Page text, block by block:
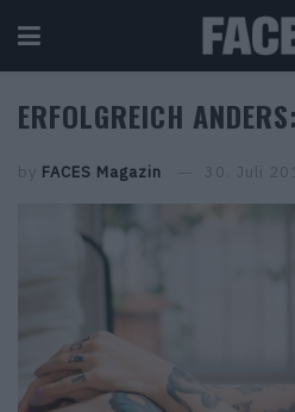
ERFOLGREICH
by FACES Magazin 30. Juli